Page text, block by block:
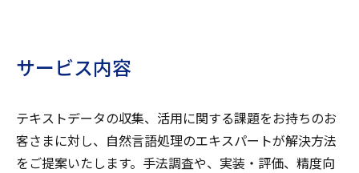
サービス内容
テキストデータの収集、活用に関する課題をお持ちのお
客さまに対し、自然言語処理のエキスパートが解決方法
をご提案いたします。手法調査や、実装・評価、精度向